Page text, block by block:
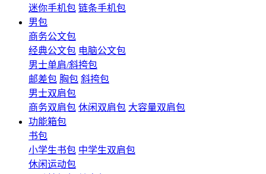
迷你手机包 链条手机包
男包
商务公文包
经典公文包 电脑公文包
男士单肩/斜挎包
邮差包 胸包 斜挎包
男士双肩包
商务双肩包 休闲双肩包 大容量双肩包
功能箱包
书包
小学生书包 中学生双肩包
休闲运动包